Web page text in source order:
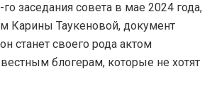
заседания совета в мае 2024 года,
Карины Таукеновой, документ
станет своего рода актом
блогерам, которые не хотят